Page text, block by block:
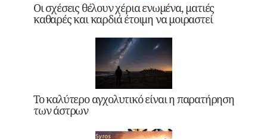
Οι σχέσεις θέλουν χέρια ενωμένα, ματιές
καθαρές και καρδιά έτοιμη να μοιραστεί
Το καλύτερο αγχολυτικό είναι η παρατήρηση
των άστρων